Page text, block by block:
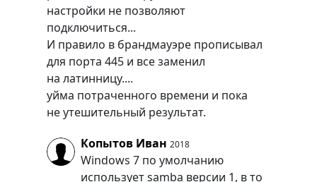
настройки не позволяют
подключиться...
И правило в брандмауэре прописывал
для порта 445 и все заменил
на латинницу....
уйма потраченного времени и пока
не утешительный результат.
Копытов Иван 2018
Windows 7 по умолчанию
использует samba версии 1, в то